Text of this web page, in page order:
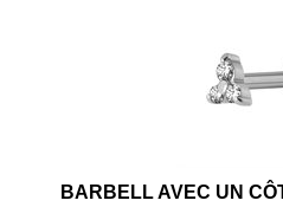
BARBELL AVEC UN